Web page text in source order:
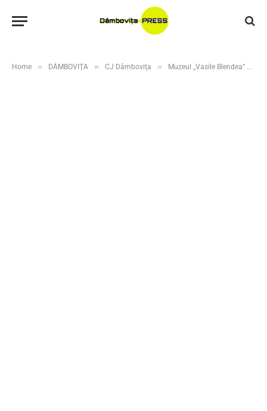
Home » DÂMBOVIȚA » CJ Dâmboviţa » Muzeul „Vasile Blendea” din Târgoviște va putea fi vizitat doar pe bază de programare în zilele de 4 și 12 iulie